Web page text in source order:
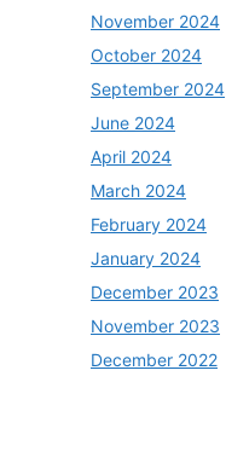
November 2024
October 2024
September 2024
June 2024
April 2024
March 2024
February 2024
January 2024
December 2023
November 2023
December 2022